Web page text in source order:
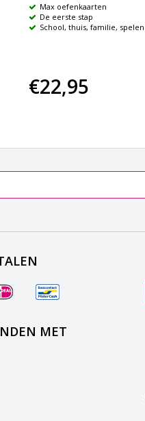
Max oefenkaarten
De eerste stap
School, thuis, familie, spelen
€22,95
MET